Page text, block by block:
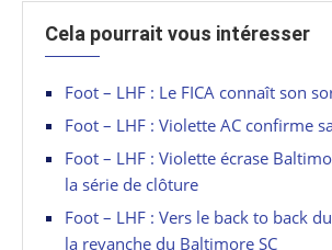
Cela pourrait vous intéresser
Foot – LHF : Le FICA connaît son
Foot – LHF : Violette AC confirme
Foot – LHF : Violette écrase
la série de clôture
Foot – LHF : Vers le back to back
la revanche du Baltimore SC